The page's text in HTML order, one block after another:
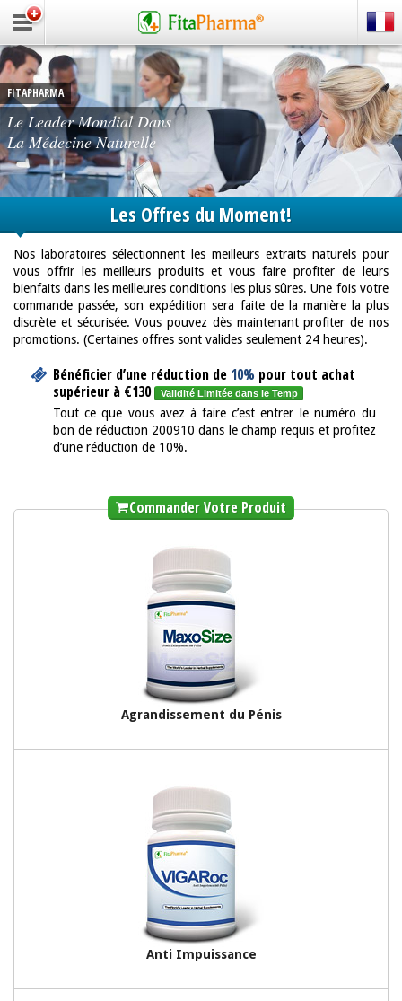
FITAPHARMA
Le Leader Mondial Dans
La Médecine Naturelle
Les Offres du Moment!
Nos laboratoires sélectionnent les meilleurs extraits naturels pour
vous offrir les meilleurs produits et vous faire profiter de leurs
bienfaits dans les meilleures conditions les plus sûres. Une fois votre
commande passée, son expédition sera faite de la manière la plus
discrète et sécurisée. Vous pouvez dès maintenant profiter de nos
promotions. (Certaines offres sont valides seulement 24 heures).
Bénéficier d’une réduction de 10% pour tout achat
supérieur à €130 Validité Limitée dans le Temp
Tout ce que vous avez à faire c’est entrer le numéro du
bon de réduction 200910 dans le champ requis et profitez
d’une réduction de 10%.
Commander Votre Produit
Agrandissement du Pénis
Anti Impuissance